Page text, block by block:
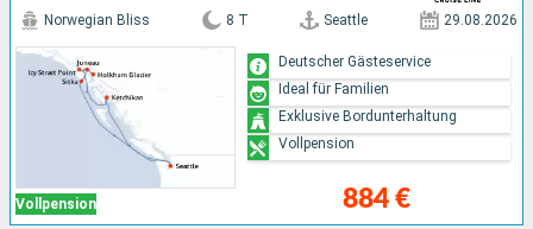
Vollpension
Norwegian Bliss 8 T Seattle 29.08.2026
884 €
Deutscher Gästeservice
Ideal für Familien
Exklusive Bordunterhaltung
Vollpension